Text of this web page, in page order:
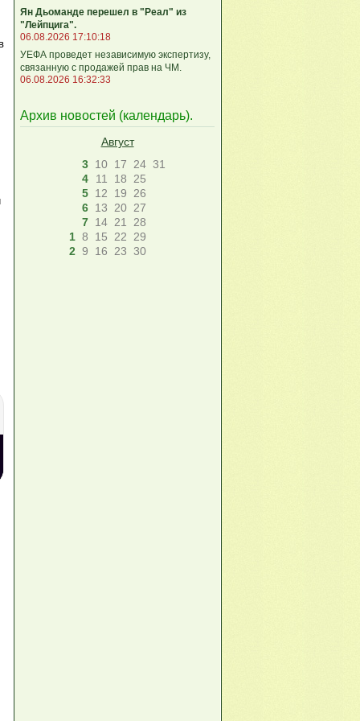
Ян Дьоманде перешел в "Реал" из
"Лейпцига".
06.08.2026 17:10:18
УЕФА проведет независимую экспертизу,
связанную с продажей прав на ЧМ.
06.08.2026 16:32:33
Архив новостей (календарь).
Август
3 10 17 24 31
4
11 18
25
5 12 19
26
6 13 20 27
7 14 21
28
1 8 15 22
29
2 9 16 23 30